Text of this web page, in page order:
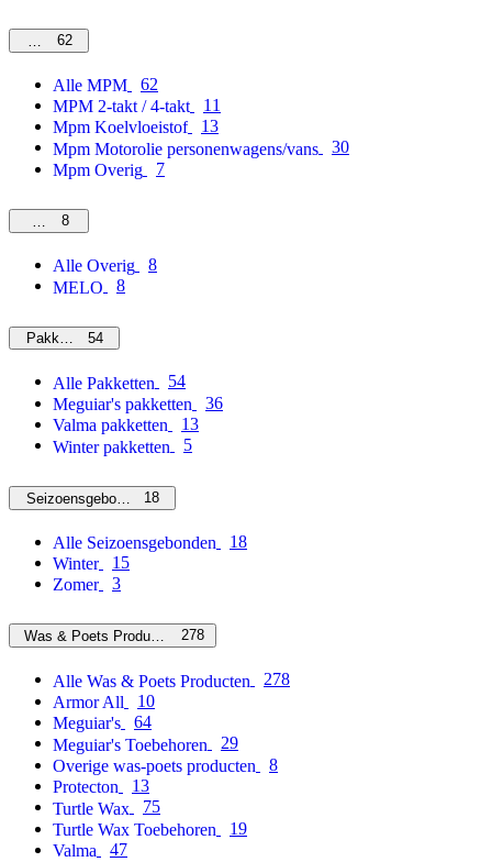
MPM62
Alle MPM
62
MPM 2-takt / 4-takt
11
Mpm Koelvloeistof
13
Mpm Motorolie personenwagens/vans
30
Mpm Overig
7
Overig
8
Alle Overig
8
MELO
8
Pakketten54
Alle Pakketten
54
Meguiar's pakketten
36
Valma pakketten
13
Winter pakketten
5
Seizoensgebonden18
Alle Seizoensgebonden
18
Winter
15
Zomer
3
Was & Poets Producten 278
Alle Was & Poets Producten
278
Armor All
10
Meguiar's
64
Meguiar's Toebehoren
29
Overige was-poets producten
8
Protecton
13
Turtle Wax
75
Turtle Wax Toebehoren
19
Valma
47